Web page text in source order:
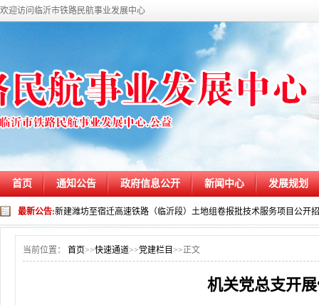
欢迎访问临沂市铁路民航事业发展中心
首页 通知公告 政府信息公开 新闻中心 发展规划
最新公告:新建潍坊至宿迁高速铁路（临沂段）土地组卷报批技术服务项目公开
当前位置： 首页>>快速通道>>党建栏目 >>正文
机关党总支开